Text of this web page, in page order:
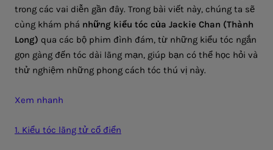
trong các vai diễn gần đây. Trong bài viết này, chúng ta sẽ
cùng khám phá những kiểu tóc của Jackie Chan (Thành
Long) qua các bộ phim đình đám, từ những kiểu tóc ngắn
gọn gàng đến tóc dài lãng mạn, giúp bạn có thể học hỏi và
thử nghiệm những phong cách tóc thú vị này.
Xem nhanh
1. Kiểu tóc lãng tử cổ điển